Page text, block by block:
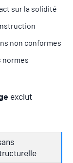
sur la solidité
non conformes
normes
exclut